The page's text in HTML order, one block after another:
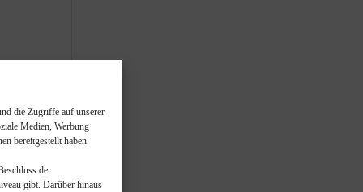
die Zugriffe auf unserer
Medien, Werbung
bereitgestellt haben
der
gibt. Darüber hinaus